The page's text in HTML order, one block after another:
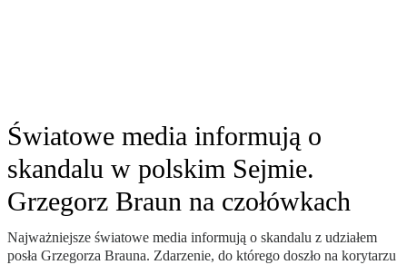
Światowe media informują o
skandalu w polskim Sejmie.
Grzegorz Braun na czołówkach
Najważniejsze światowe media informują o skandalu z udziałem
posła Grzegorza Brauna. Zdarzenie, do którego doszło na korytarzu